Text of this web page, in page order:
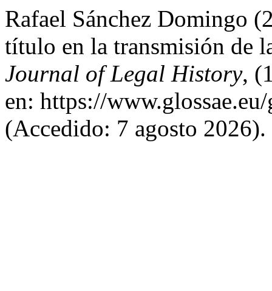
Rafael Sánchez Domingo
título en la transmisión de
Journal of Legal History,
en: https://
(Accedido: 7 agosto 2026).